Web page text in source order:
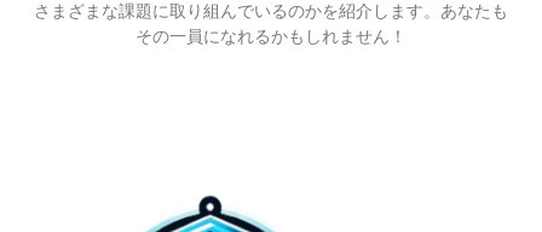
さまざまな課題に取り組んでいるのかを紹介します。あなたも
その一員になれるかもしれません！